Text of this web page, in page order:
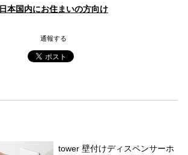
日本国内にお住まいの方向け
通報する
tower 壁付けディスペンサーホ